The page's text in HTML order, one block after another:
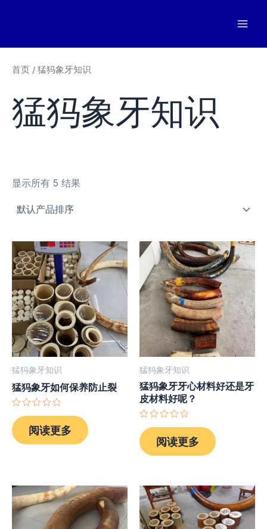
首页 / 猛犸象牙知识
猛犸象牙知识
显示所有 5 结果
猛犸象牙知识
猛犸象牙如何保养防止裂
评
分
0
&sol;
阅读更多
猛犸象牙知识
猛犸象牙牙心材料好还是牙
皮材料好呢？
评
分
0
&sol;
阅读更多